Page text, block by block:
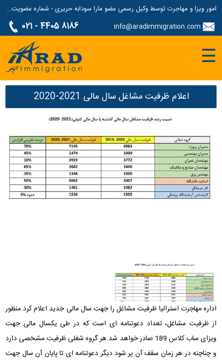
امور ویزا و مهاجرت توسط وکیل رسمی عضو مارا سودابه حریری - شماره عضویت مارا: 1687507
021 - 4405 8186 info@aradimmigration.com
☰
اعلام ظرفیت مشاغل سال مالی 2021-2020
اداره مهاجرت استرالیا ظرفیت مشاغل را جهت سال مالی جدید اعلام کرد.منظور
از ظرفیت مشاغل، تعداد دعوتنامه ای است که در طی یکسال مالی جهت
ویزای ساب کلاس 189 صادر خواهد شد.هر گروه شغلی ظرفیت مشخصی دارد
و چناچنه در هر زمان سقف آن پر شود دیگر دعوتنامه ای تا پایان آن سال جهت